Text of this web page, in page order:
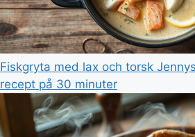
Fiskgryta med lax och torsk
recept på 30 minuter